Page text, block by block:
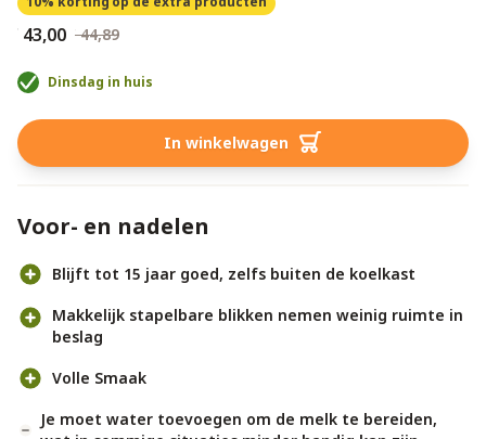
€ 43,00 € 44,89
Dinsdag in huis
In winkelwagen
Voor- en nadelen
Blijft tot 15 jaar goed, zelfs buiten de koelkast
Makkelijk stapelbare blikken nemen weinig ruimte in
beslag
Volle Smaak
Je moet water toevoegen om de melk te bereiden,